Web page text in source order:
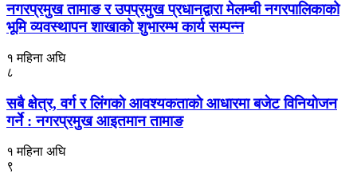
नगरप्रमुख तामाङ र उपप्रमुख प्रधानद्वारा मेलम्ची नगरपालिकाको
भूमि व्यवस्थापन शाखाको शुभारम्भ कार्य सम्पन्न
१ महिना अघि
८
सबै क्षेत्र, वर्ग र लिंगकाे आवश्यकताकाे आधारमा बजेट विनियाेजन
गर्ने : नगरप्रमुख आइतमान तामाङ
१ महिना अघि
९